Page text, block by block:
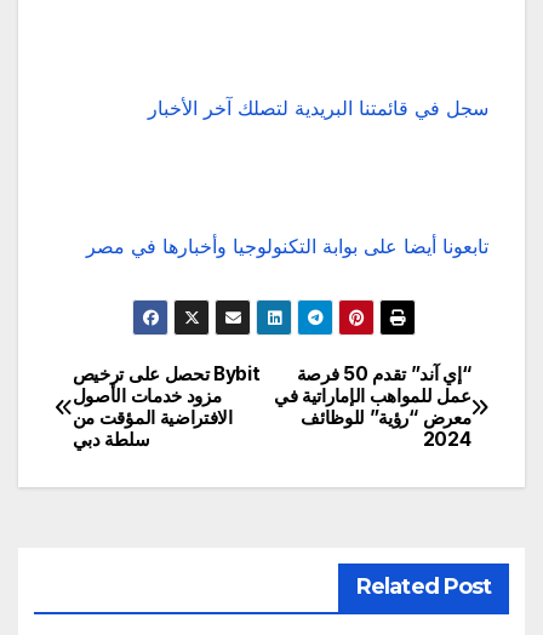
سجل في قائمتنا البريدية لتصلك آخر الأخبار
تابعونا أيضا على بوابة التكنولوجيا وأخبارها في مصر
تصفّح
المقالات
Bybit تحصل على ترخيص
مزود خدمات الأصول
الافتراضية المؤقت من
سلطة دبي
“إي آند” تقدم 50 فرصة
عمل للمواهب الإماراتية في
معرض “رؤية” للوظائف
2024
Related Post